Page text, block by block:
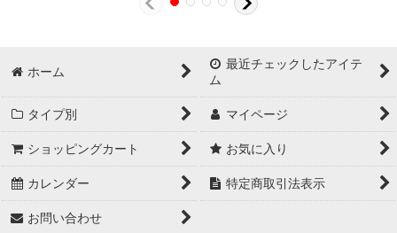
ホーム
最近チェックしたアイテ
ム
タイプ別 マイページ
ショッピングカート お気に入り
カレンダー 特定商取引法表示
お問い合わせ